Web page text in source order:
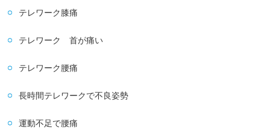
テレワーク膝痛
テレワーク 首が痛い
テレワーク腰痛
長時間テレワークで不良姿勢
運動不足で腰痛